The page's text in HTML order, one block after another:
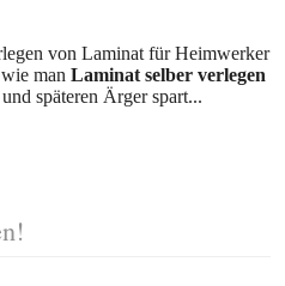
von Laminat für Heimwerker
man Laminat selber verlegen
späteren Ärger spart...